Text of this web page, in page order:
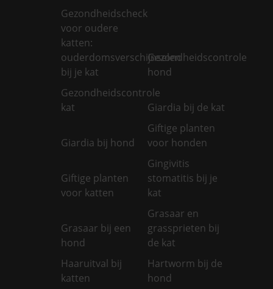
Gezondheidscheck
voor oudere
katten:
ouderdomsverschijnselen
bij je kat
Gezondheidscontrole
hond
Gezondheidscontrole
kat
Giardia bij de kat
Giardia bij hond
Giftige planten
voor honden
Giftige planten
voor katten
Gingivitis
stomatitis bij je
kat
Grasaar bij een
hond
Grasaar en
grassprieten bij
de kat
Haaruitval bij
katten
Hartworm bij de
hond